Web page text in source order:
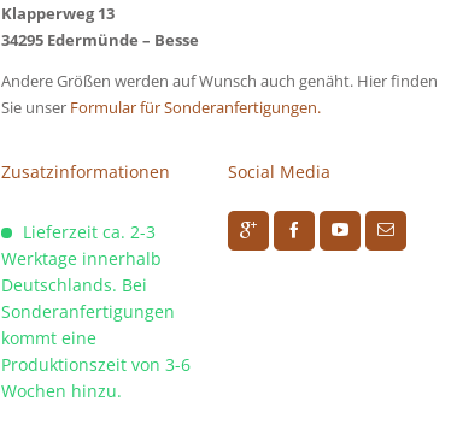
Klapperweg 13
34295 Edermünde – Besse
Andere Größen werden auf Wunsch auch genäht. Hier finden
Sie unser Formular für Sonderanfertigungen.
Zusatzinformationen
Lieferzeit ca. 2-3
Werktage innerhalb
Deutschlands. Bei
Sonderanfertigungen
kommt eine
Produktionszeit von 3-6
Wochen hinzu.
Social Media
R H F J